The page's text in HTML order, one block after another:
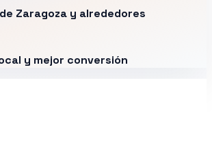
Zaragoza y alrededores
y mejor conversión